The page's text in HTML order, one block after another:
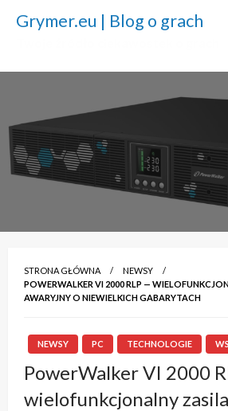
Grymer.eu | Blog o grach
STRONA GŁÓWNA
NEWSY
POWERWALKER VI 2000 RLP —
AWARYJNY O NIEWIELKICH GABARYTACH
NEWSY PC TECHNOLOGIE
PowerWalker VI 2000
wielofunkcjonalny